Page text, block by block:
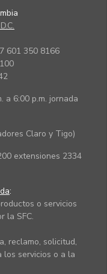
601 350 8166
a 6:00 p.m. jornada
Claro y Tigo)
extensiones 2334
:
o servicios
la SFC.
reclamo, solicitud,
los servicios o a la